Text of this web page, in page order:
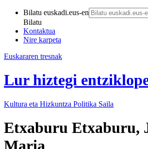
Bilatu euskadi.eus-en
Bilatu
Kontaktua
Nire karpeta
Euskararen tresnak
Lur hiztegi
Kultura eta Hizkuntza Politika Saila
Etxaburu Etxaburu,